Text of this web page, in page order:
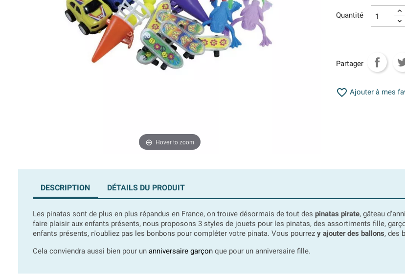
Hover to zoom
Quantité
Partager
 Ajouter à mes
DESCRIPTION DÉTAILS DU PRODUIT
Les pinatas sont de plus en plus répandus en France, on trouve désormais de tout des pinatas pirate, gâteau
faire plaisir aux enfants présents, nous proposons 3 styles de jouets pour les pinatas, des assortiments fille,
enfants présents, n'oubliez pas les bonbons pour compléter votre pinata. Vous pourrez y ajouter des ballons, des
Cela conviendra aussi bien pour un anniversaire garçon que pour un anniversaire fille.